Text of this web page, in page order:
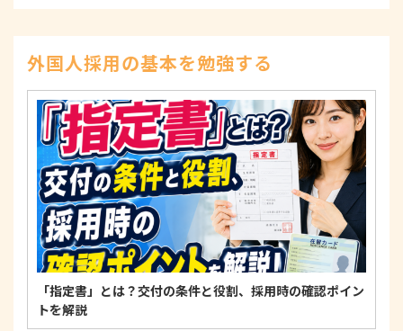
示、訂正、削除、または利用もしくは提供の停止等
を求められたときは、適法かつ遅滞なく応じます。
4. 法令・指針・規範の遵守について
適正な個人情報保護の実現のため、個人情報の取扱
いに関する法令、国が定める指針およびその他の規
範を遵守します。
個人情報に関するお問い合わせ窓口
〒125-0061東京都葛飾区亀有3-21-11 藍ビル202
TEL：0120-550-580
株式会社 アルフォース･ワン 個人情報保護担当
外国人採用の基本を勉強する
「指定書」とは？交付の条件と役割、採用時の確認ポイン
トを解説